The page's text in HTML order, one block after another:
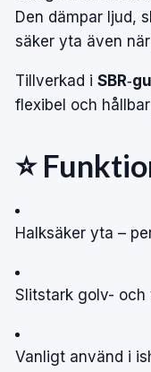
Den dämpar ljud,
säker yta även
Tillverkad i
flexibel och
⭐
Halksäker yta –
Slitstark golv- och
Vanligt använd i